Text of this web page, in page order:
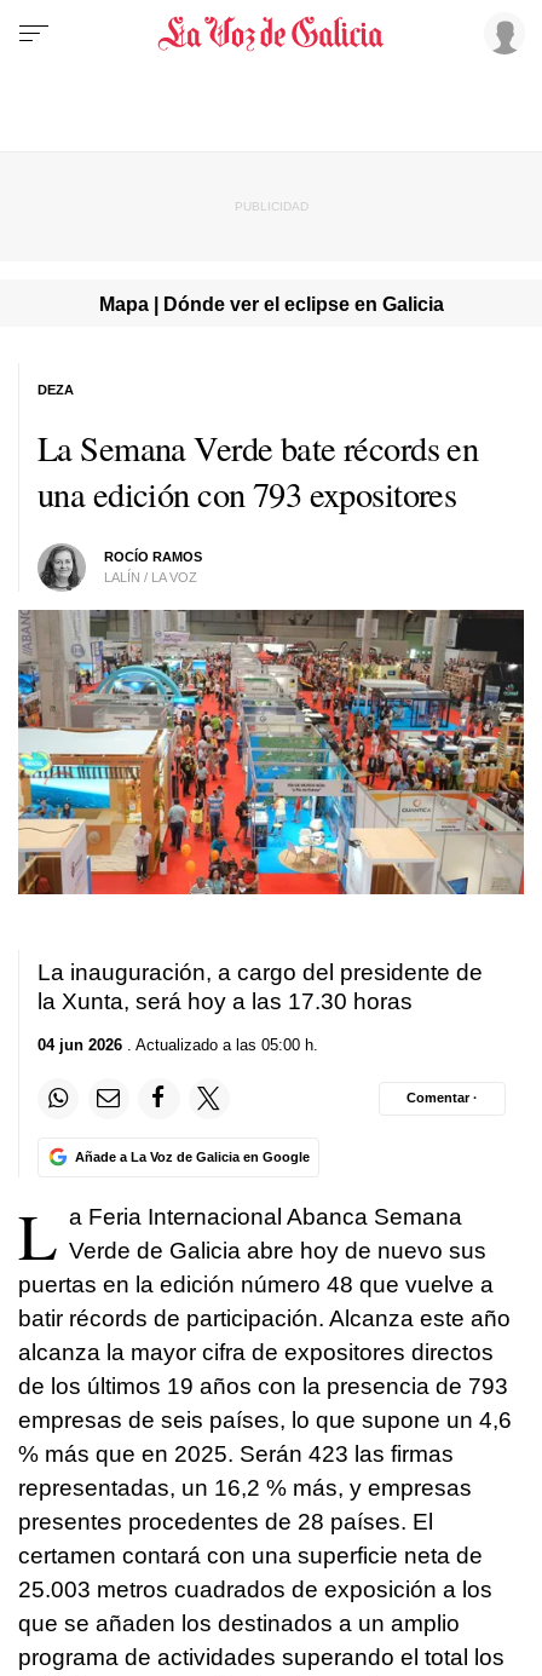
Mapa | Dónde ver el eclipse en Galicia
La Semana Verde bate récords en
una edición con 793 expositores
ROCÍO RAMOS
LALÍN / LA VOZ
DEZA
La inauguración, a cargo del presidente de
la Xunta, será hoy a las 17.30 horas
04 jun 2026 . Actualizado a las 05:00 h.
Añade a La Voz de Galicia en Google
Comentar ·
L a Feria Internacional Abanca Semana
Verde de Galicia abre hoy de nuevo sus
puertas en la edición número 48 que vuelve a
batir récords de participación. Alcanza este año
alcanza la mayor cifra de expositores directos
de los últimos 19 años con la presencia de 793
empresas de seis países, lo que supone un 4,6
% más que en 2025. Serán 423 las firmas
representadas, un 16,2 % más, y empresas
presentes procedentes de 28 países. El
certamen contará con una superficie neta de
25.003 metros cuadrados de exposición a los
que se añaden los destinados a un amplio
programa de actividades superando el total los